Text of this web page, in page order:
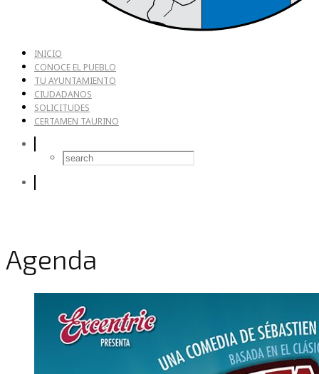
INICIO
CONOCE EL PUEBLO
TU AYUNTAMIENTO
CIUDADANOS
SOLICITUDES
CERTAMEN TAURINO
Agenda